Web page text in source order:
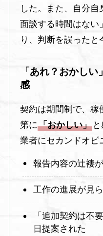
した。また、自分
面談する時間はない
り、判断を誤ったと
「あれ？おかし
感
契約は期間制で、稼
第に「おかしい」
業者にセカンドオピ
報告内容の辻褄
工作の進展が見
「追加契約は不
日提案された